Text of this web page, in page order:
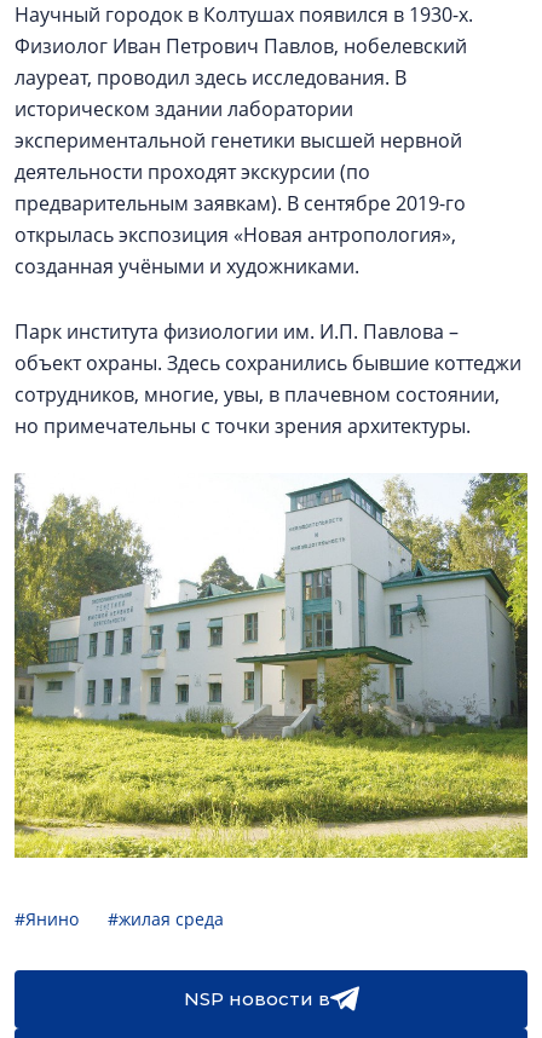
Научный городок в Колтушах появился в 1930-х.
Физиолог Иван Петрович Павлов, нобелевский
лауреат, проводил здесь исследования. В
историческом здании лаборатории
экспериментальной генетики высшей нервной
деятельности проходят экскурсии (по
предварительным заявкам). В сентябре 2019-го
открылась экспозиция «Новая антропология»,
созданная учёными и художниками.
Парк института физиологии им. И.П. Павлова –
объект охраны. Здесь сохранились бывшие коттеджи
сотрудников, многие, увы, в плачевном состоянии,
но примечательны с точки зрения архитектуры.
#Янино #жилая среда
NSP новости в